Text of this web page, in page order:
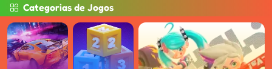
Categorias de Jogos